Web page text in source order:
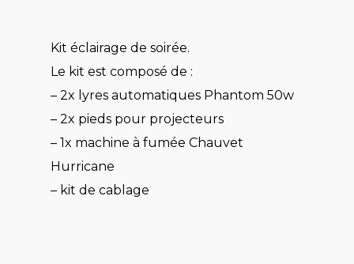
Kit éclairage de soirée.
Le kit est composé de :
– 2x lyres automatiques Phantom 50w
– 2x pieds pour projecteurs
– 1x machine à fumée Chauvet
Hurricane
– kit de cablage